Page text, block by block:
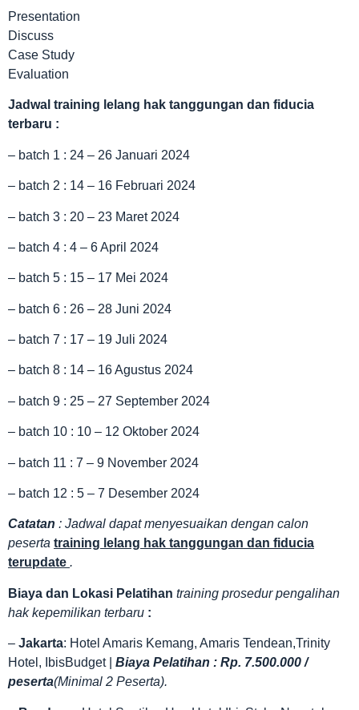
Presentation
Discuss
Case Study
Evaluation
Jadwal training lelang hak tanggungan dan fiducia
terbaru :
– batch 1 : 24 – 26 Januari 2024
– batch 2 : 14 – 16 Februari 2024
– batch 3 : 20 – 23 Maret 2024
– batch 4 : 4 – 6 April 2024
– batch 5 : 15 – 17 Mei 2024
– batch 6 : 26 – 28 Juni 2024
– batch 7 : 17 – 19 Juli 2024
– batch 8 : 14 – 16 Agustus 2024
– batch 9 : 25 – 27 September 2024
– batch 10 : 10 – 12 Oktober 2024
– batch 11 : 7 – 9 November 2024
– batch 12 : 5 – 7 Desember 2024
Catatan : Jadwal dapat menyesuaikan dengan calon
peserta training lelang hak tanggungan dan fiducia
terupdate .
Biaya dan Lokasi Pelatihan training prosedur pengalihan
hak kepemilikan terbaru :
– Jakarta: Hotel Amaris Kemang, Amaris Tendean,Trinity
Hotel, IbisBudget | Biaya Pelatihan : Rp. 7.500.000 /
peserta(Minimal 2 Peserta).